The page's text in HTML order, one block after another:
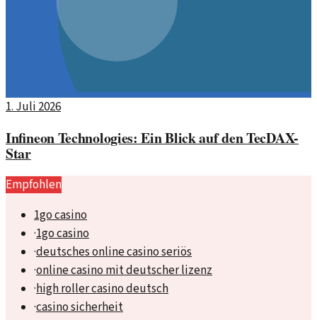
1. Juli 2026
Infineon Technologies: Ein Blick auf den TecDAX-
Star
Empfohlen
1go casino
·1go casino
·deutsches online casino seriös
·online casino mit deutscher lizenz
·high roller casino deutsch
·casino sicherheit